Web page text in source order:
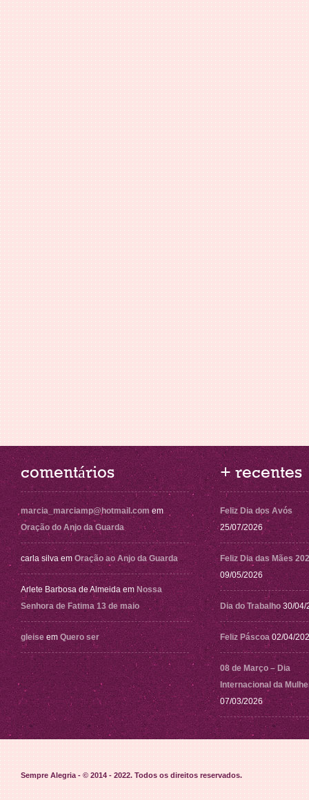
comentários
marcia_marciamp@hotmail.com em
Oração do Anjo da Guarda
carla silva em Oração ao Anjo da Guarda
Arlete Barbosa de Almeida em Nossa
Senhora de Fatima 13 de maio
gleise em Quero ser
+ recentes
Feliz Dia dos Avós
25/07/2026
Feliz Dia das Mães
09/05/2026
Dia do Trabalho 30/04/
Feliz Páscoa 02/04/
08 de Março – Dia
Internacional da
07/03/2026
Sempre Alegria - © 2014 - 2022. Todos os direitos reservados.